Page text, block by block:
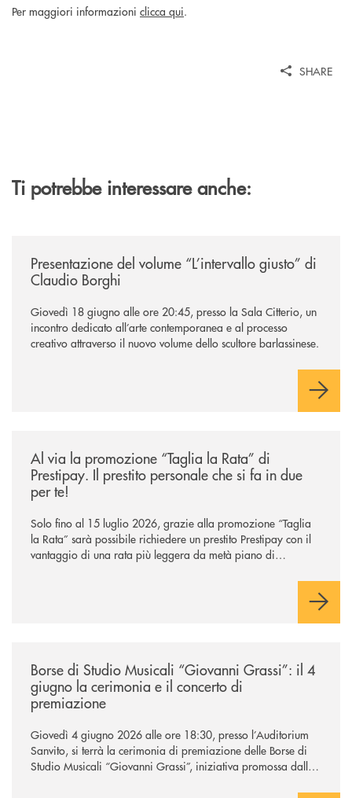
Per maggiori informazioni clicca qui.
SHARE
Ti potrebbe interessare anche:
Presentazione del volume “L’intervallo giusto” di
Claudio Borghi
Giovedì 18 giugno alle ore 20:45, presso la Sala Citterio, un
incontro dedicato all’arte contemporanea e al processo
creativo attraverso il nuovo volume dello scultore barlassinese.
Al via la promozione “Taglia la Rata” di
Prestipay. Il prestito personale che si fa in due
per te!
Solo fino al 15 luglio 2026, grazie alla promozione “Taglia
la Rata” sarà possibile richiedere un prestito Prestipay con il
vantaggio di una rata più leggera da metà piano di
Borse di Studio Musicali “Giovanni Grassi”: il 4
giugno la cerimonia e il concerto di
premiazione
Giovedì 4 giugno 2026 alle ore 18:30, presso l’Auditorium
Sanvito, si terrà la cerimonia di premiazione delle Borse di
Studio Musicali “Giovanni Grassi”, iniziativa promossa dalla